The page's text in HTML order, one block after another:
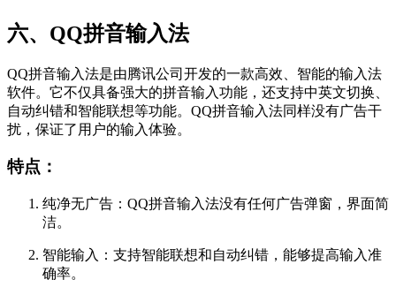
六、QQ拼音输入法
QQ拼音输入法是由腾讯公司开发的一款高效、智能的输入法
软件。它不仅具备强大的拼音输入功能，还支持中英文切换、
自动纠错和智能联想等功能。QQ拼音输入法同样没有广告干
扰，保证了用户的输入体验。
特点：
纯净无广告：QQ拼音输入法没有任何广告弹窗，界面简
洁。
智能输入：支持智能联想和自动纠错，能够提高输入准
确率。